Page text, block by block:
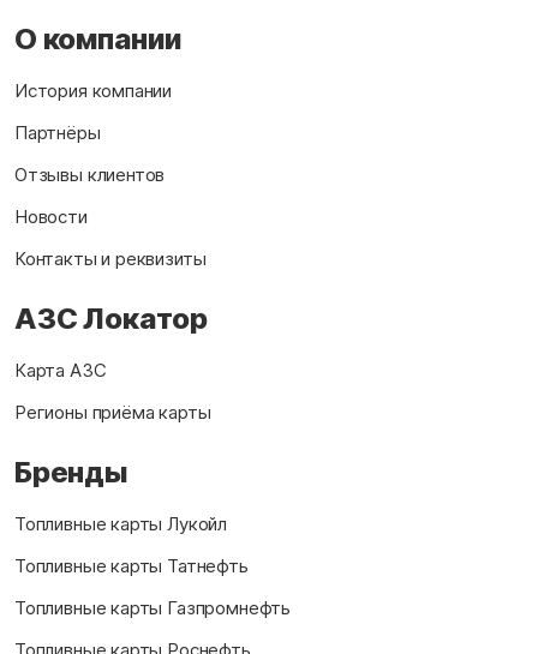
О компании
История компании
Партнёры
Отзывы клиентов
Новости
Контакты и реквизиты
АЗС Локатор
Карта АЗС
Регионы приёма карты
Бренды
Топливные карты Лукойл
Топливные карты Татнефть
Топливные карты Газпромнефть